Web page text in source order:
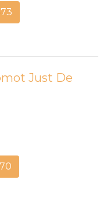
Just De